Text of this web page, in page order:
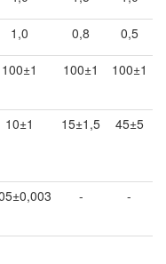
1,0 0,8 0,5
100±1 100±1 100±1
10±1 15±1,5 45±5
- -